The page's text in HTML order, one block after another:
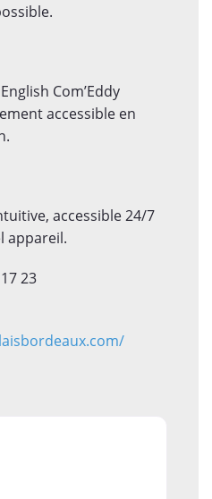
Com’Eddy
accessible en
accessible 24/7
appareil.
23